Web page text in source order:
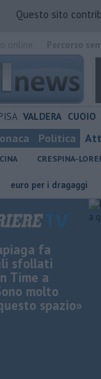
Questo sito
VALDERA CUOIO
Politica
CRESPINA-
i dragaggi
fa
sfollati
Time a
molto
spazio»